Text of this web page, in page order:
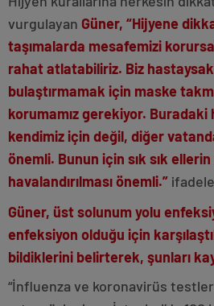
vurgulayan Güner, “Hijyene
taşımalarda mesafemizi
rahat atlatabiliriz. Biz
bulaştırmamak için maske
korumamız gerekiyor.
kendimiz için değil, diğer
önemli. Bunun için sık sık ellerin
havalandırılması önemli.”
Güner, üst solunum yolu
enfeksiyon olduğu için
bildiklerini belirterek, şunları
“İnfluenza ve koronavirüs